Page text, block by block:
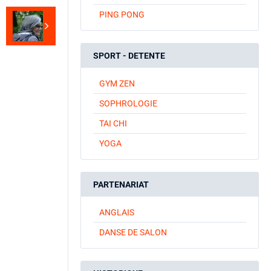
PING PONG
SPORT - DETENTE
GYM ZEN
SOPHROLOGIE
TAI CHI
YOGA
PARTENARIAT
ANGLAIS
DANSE DE SALON